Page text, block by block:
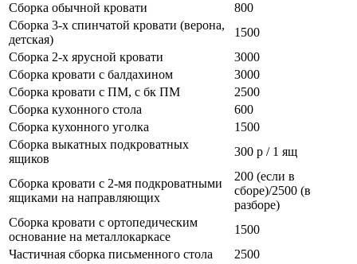
Сборка обычной кровати
800
Сборка 3-х спинчатой кровати (верона,
детская)
1500
Сборка 2-х ярусной кровати
3000
Сборка кровати с балдахином
3000
Сборка кровати с ПМ, с бк ПМ
2500
Сборка кухонного стола
600
Сборка кухонного уголка
1500
Сборка выкатных подкроватных
ящиков
300 р / 1 ящ
Сборка кровати с 2-мя подкроватными
ящиками на направляющих
200 (если в
сборе)/2500 (в
разборе)
Сборка кровати с ортопедическим
основание на металлокаркасе
1500
Частичная сборка письменного стола
2500